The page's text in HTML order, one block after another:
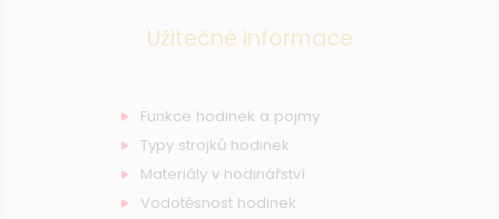
Užitečné informace
Funkce hodinek a pojmy
Typy strojků hodinek
Materiály v hodinářství
Vodotěsnost hodinek